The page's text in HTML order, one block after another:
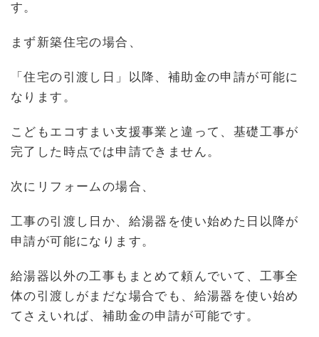
す。
まず新築住宅の場合、
「住宅の引渡し日」以降、補助金の申請が可能に
なります。
こどもエコすまい支援事業と違って、基礎工事が
完了した時点では申請できません。
次にリフォームの場合、
工事の引渡し日か、給湯器を使い始めた日以降が
申請が可能になります。
給湯器以外の工事もまとめて頼んでいて、工事全
体の引渡しがまだな場合でも、給湯器を使い始め
てさえいれば、補助金の申請が可能です。